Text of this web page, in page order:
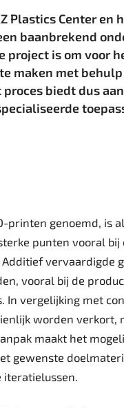
Plastics Center en
baanbrekend
project is om
maken met
biedt dus
printen genoemd, is
punten vooral bij
vervaardigde
vooral bij de
In vergelijking met
worden verkort,
maakt het
gewenste